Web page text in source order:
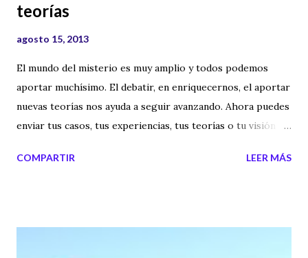
teorías
agosto 15, 2013
El mundo del misterio es muy amplio y todos podemos
aportar muchísimo. El debatir, en enriquecernos, el aportar
nuevas teorías nos ayuda a seguir avanzando. Ahora puedes
enviar tus casos, tus experiencias, tus teorías o tu visión
nuestros videos y así poder debatir o aportar visiones
COMPARTIR LEER MÁS